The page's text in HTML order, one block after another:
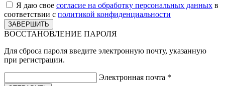
Я даю свое согласие на обработку персональных данных в
соответствии с политикой конфиденциальности
ВОССТАНОВЛЕНИЕ ПАРОЛЯ
Для сброса пароля введите электронную почту, указанную
при регистрации.
Электронная почта *